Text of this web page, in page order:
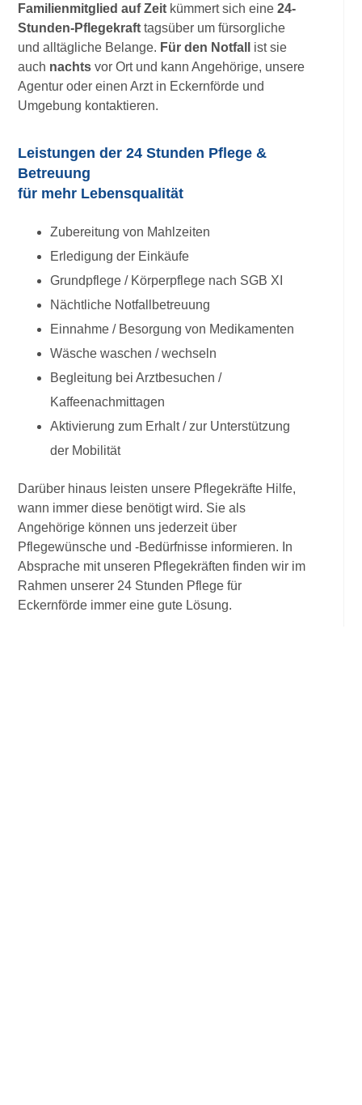
Familienmitglied auf Zeit kümmert sich eine24-
Stunden-Pflegekraft tagsüber um fürsorgliche
und alltägliche Belange. Für den Notfall
ist sie
auch nachts vor Ort und kann Angehörige, unsere
Agentur oder einen Arzt in Eckernförde und
Umgebung kontaktieren.
Leistungen der 24 Stunden Pflege &
Betreuung
für mehr Lebensqualität
Zubereitung von Mahlzeiten
Erledigung der Einkäufe
Grundpflege / Körperpflege nach SGB XI
Nächtliche Notfallbetreuung
Einnahme / Besorgung von Medikamenten
Wäsche waschen / wechseln
Begleitung bei Arztbesuchen /
Kaffeenachmittagen
Aktivierung zum Erhalt / zur Unterstützung
der Mobilität
Darüber hinaus leisten unsere Pflegekräfte Hilfe,
wann immer diese benötigt wird. Sieals
Angehörige können uns jederzeit über
Pflegewünsche und -Bedürfnisse informieren. In
Absprache mit unseren Pflegekräften finden wir im
Rahmen unserer 24 Stunden Pflege für
Eckernförde immer eine gute Lösung.